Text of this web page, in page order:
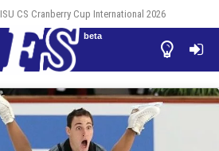
ISU CS Cranberry Cup International 2026


beta